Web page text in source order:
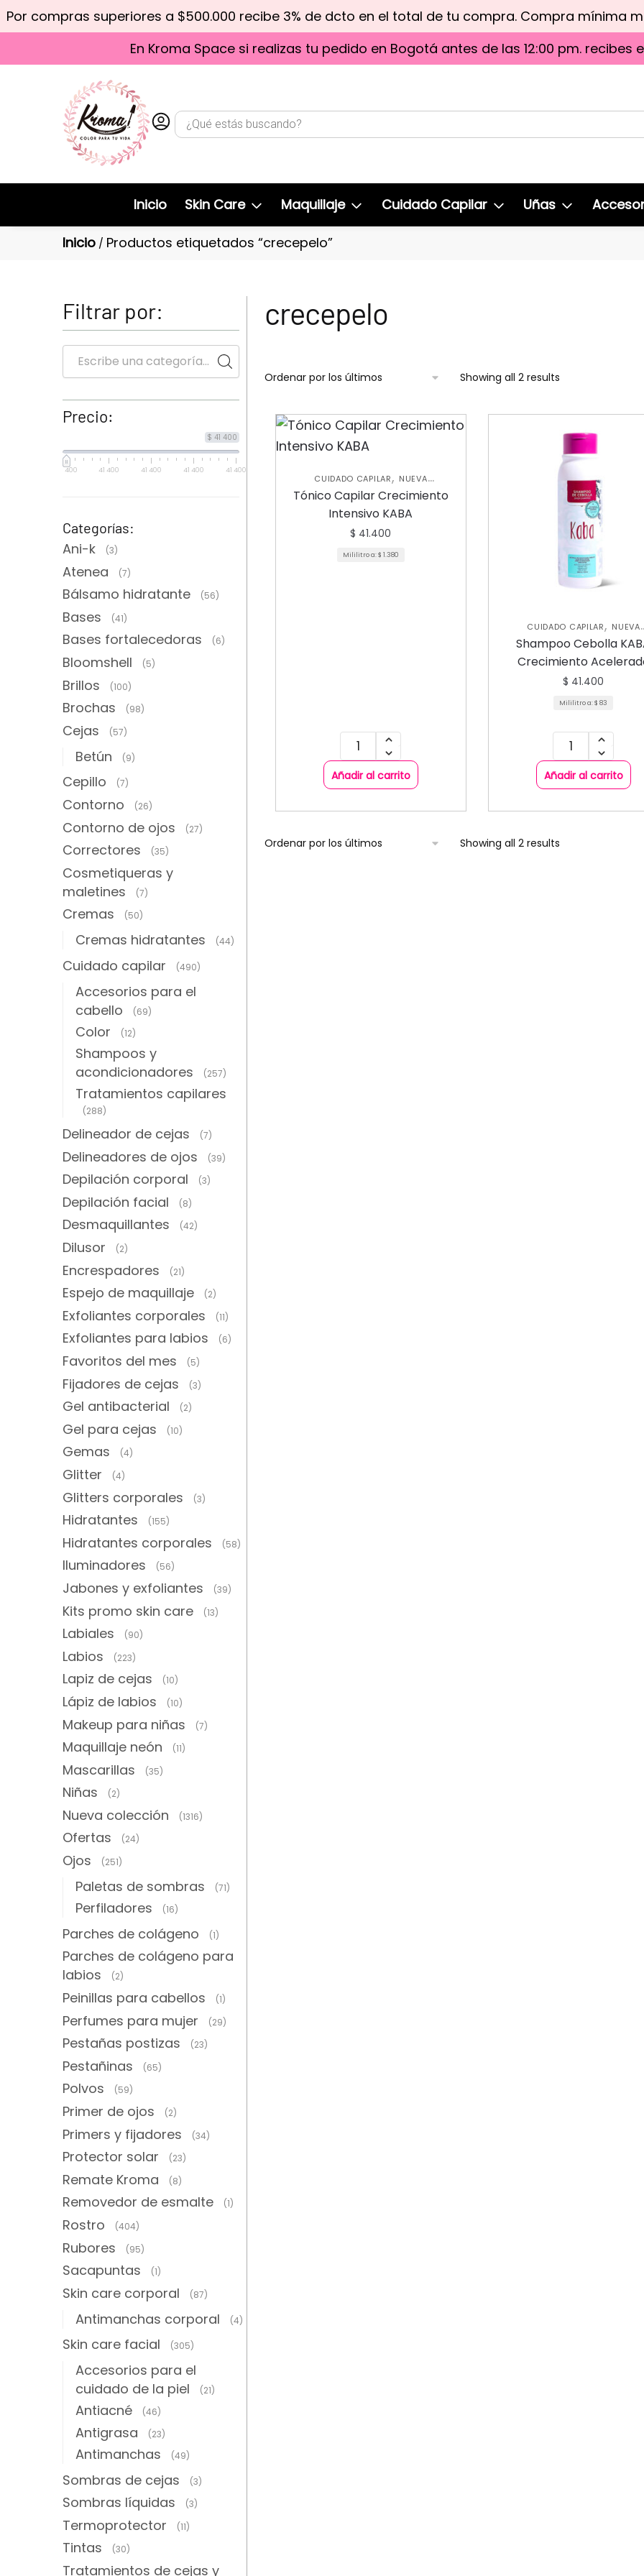
Por compras superiores a $500.000 recibe 3% de dcto en el total de tu compra. Compra mínima
En Kroma Space si realizas tu pedido en Bogotá antes de las 12:00 pm. recibes
Inicio Skin Care Maquillaje Cuidado Capilar Uñas
Inicio / Productos etiquetados “crecepelo”
crecepelo
Showing all 2 results
CUIDADO CAPILAR, NUEVA
COLECCIÓN,TRATAMIENTOS
CAPILARES
Tónico Capilar Crecimiento
Intensivo KABA
$ 41.400
Mililitro a:$ 1.380
Añadir al carrito
CUIDADO CAPILAR, NUEVA
COLECCIÓN,SHAMPOOS Y
ACONDICIONADORES
Shampoo Cebolla
Crecimiento
$ 41.400
Mililitro a:$ 83
Añadir al carrito
Showing all 2 results
Filtrar por:
Precio:
$ 41 400
41 400 41 400 41 400 41 400 41 400
Categorías:
Ani-k (3)
Atenea (7)
Bálsamo hidratante (56)
Bases (41)
Bases fortalecedoras (6)
Bloomshell (5)
Brillos (100)
Brochas (98)
Cejas (57)
Betún (9)
Cepillo (7)
Contorno (26)
Contorno de ojos (27)
Correctores (35)
Cosmetiqueras y
maletines
(7)
Cremas (50)
Cremas hidratantes (44)
Cuidado capilar (490)
Accesorios para el
cabello
(69)
Color (12)
Shampoos y
acondicionadores
(257)
Tratamientos capilares
(288)
Delineador de cejas (7)
Delineadores de ojos (39)
Depilación corporal (3)
Depilación facial (8)
Desmaquillantes (42)
Dilusor (2)
Encrespadores (21)
Espejo de maquillaje (2)
Exfoliantes corporales (11)
Exfoliantes para labios (6)
Favoritos del mes (5)
Fijadores de cejas (3)
Gel antibacterial (2)
Gel para cejas (10)
Gemas (4)
Glitter (4)
Glitters corporales (3)
Hidratantes (155)
Hidratantes corporales (58)
Iluminadores (56)
Jabones y exfoliantes (39)
Kits promo skin care (13)
Labiales (90)
Labios (223)
Lapiz de cejas (10)
Lápiz de labios (10)
Makeup para niñas (7)
Maquillaje neón (11)
Mascarillas (35)
Niñas (2)
Nueva colección (1316)
Ofertas (24)
Ojos (251)
Paletas de sombras (71)
Perfiladores (16)
Parches de colágeno (1)
Parches de colágeno para
labios
(2)
Peinillas para cabellos (1)
Perfumes para mujer (29)
Pestañas postizas (23)
Pestañinas (65)
Polvos (59)
Primer de ojos (2)
Primers y fijadores (34)
Protector solar (23)
Remate Kroma (8)
Removedor de esmalte (1)
Rostro (404)
Rubores (95)
Sacapuntas (1)
Skin care corporal (87)
Antimanchas corporal (4)
Skin care facial (305)
Accesorios para el
cuidado de la piel
(21)
Antiacné (46)
Antigrasa (23)
Antimanchas (49)
Sombras de cejas (3)
Sombras líquidas (3)
Termoprotector (11)
Tintas (30)
Tratamientos de cejas y